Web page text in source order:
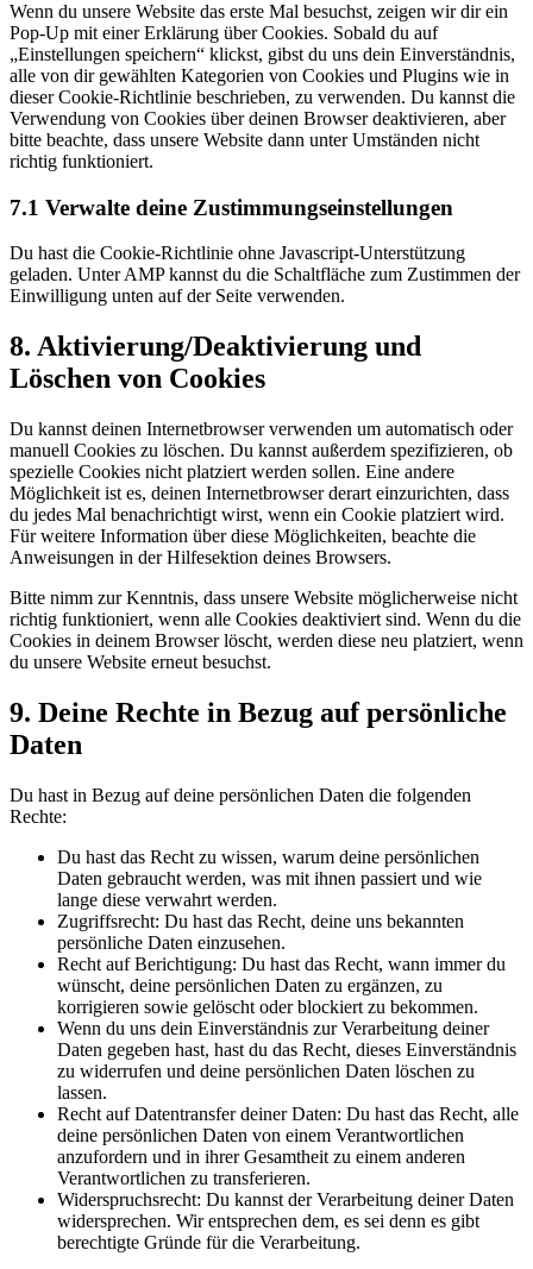
sonstiges
Wenn du unsere Website das erste Mal besuchst, zeigen wir dir ein
Pop-Up mit einer Erklärung über Cookies. Sobald du auf
„Einstellungen speichern“ klickst, gibst du uns dein Einverständnis,
alle von dir gewählten Kategorien von Cookies und Plugins wie in
dieser Cookie-Richtlinie beschrieben, zu verwenden. Du kannst die
Verwendung von Cookies über deinen Browser deaktivieren, aber
bitte beachte, dass unsere Website dann unter Umständen nicht
richtig funktioniert.
7.1 Verwalte deine Zustimmungseinstellungen
Du hast die Cookie-Richtlinie ohne Javascript-Unterstützung
geladen. Unter AMP kannst du die Schaltfläche zum Zustimmen der
Einwilligung unten auf der Seite verwenden.
8. Aktivierung/Deaktivierung und
Löschen von Cookies
Du kannst deinen Internetbrowser verwenden um automatisch oder
manuell Cookies zu löschen. Du kannst außerdem spezifizieren, ob
spezielle Cookies nicht platziert werden sollen. Eine andere
Möglichkeit ist es, deinen Internetbrowser derart einzurichten, dass
du jedes Mal benachrichtigt wirst, wenn ein Cookie platziert wird.
Für weitere Information über diese Möglichkeiten, beachte die
Anweisungen in der Hilfesektion deines Browsers.
Bitte nimm zur Kenntnis, dass unsere Website möglicherweise nicht
richtig funktioniert, wenn alle Cookies deaktiviert sind. Wenn du die
Cookies in deinem Browser löscht, werden diese neu platziert, wenn
du unsere Website erneut besuchst.
9. Deine Rechte in Bezug auf persönliche
Daten
Du hast in Bezug auf deine persönlichen Daten die folgenden
Rechte:
Du hast das Recht zu wissen, warum deine persönlichen
Daten gebraucht werden, was mit ihnen passiert und wie
lange diese verwahrt werden.
Zugriffsrecht: Du hast das Recht, deine uns bekannten
persönliche Daten einzusehen.
Recht auf Berichtigung: Du hast das Recht, wann immer du
wünscht, deine persönlichen Daten zu ergänzen, zu
korrigieren sowie gelöscht oder blockiert zu bekommen.
Wenn du uns dein Einverständnis zur Verarbeitung deiner
Daten gegeben hast, hast du das Recht, dieses Einverständnis
zu widerrufen und deine persönlichen Daten löschen zu
lassen.
Recht auf Datentransfer deiner Daten: Du hast das Recht, alle
deine persönlichen Daten von einem Verantwortlichen
anzufordern und in ihrer Gesamtheit zu einem anderen
Verantwortlichen zu transferieren.
Widerspruchsrecht: Du kannst der Verarbeitung deiner Daten
widersprechen. Wir entsprechen dem, es sei denn es gibt
berechtigte Gründe für die Verarbeitung.